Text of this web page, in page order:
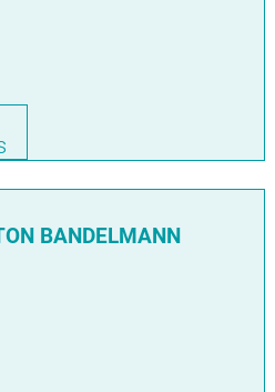
BANDELMANN